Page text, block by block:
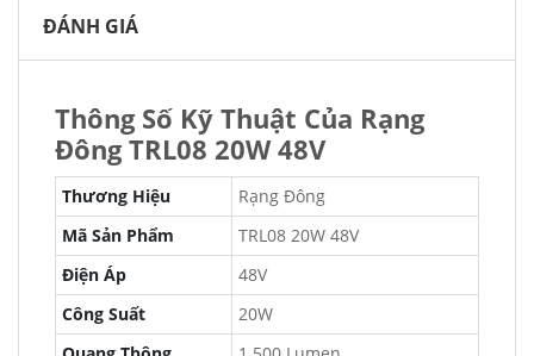
ĐÁNH GIÁ
Thông Số Kỹ Thuật Của Rạng
Đông TRL08 20W 48V
Thương Hiệu
Rạng Đông
Mã Sản Phẩm
TRL08 20W 48V
Điện Áp
48V
Công Suất
20W